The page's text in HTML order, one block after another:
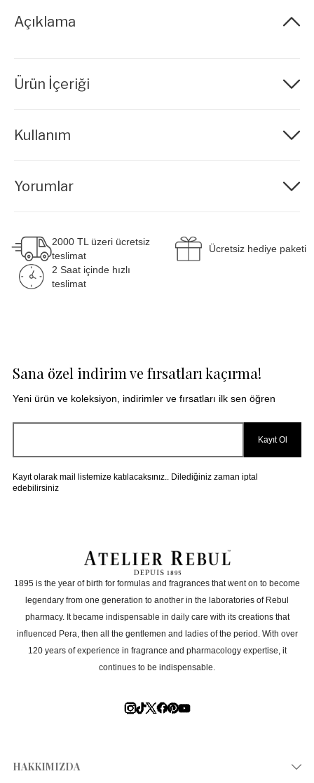
Açıklama
Ürün İçeriği
Kullanım
Yorumlar
2000 TL üzeri ücretsiz
teslimat
Ücretsiz hediye paketi
2 Saat içinde hızlı
teslimat
Sana özel indirim ve fırsatları kaçırma!
Yeni ürün ve koleksiyon, indirimler ve fırsatları ilk sen öğren
Kayıt Ol
Kayıt olarak mail listemize katılacaksınız.. Dilediğiniz zaman iptal
edebilirsiniz
1895 is the year of birth for formulas and fragrances that went on to become
legendary from one generation to another in the laboratories of Rebul
pharmacy. It became indispensable in daily care with its creations that
influenced Pera, then all the gentlemen and ladies of the period. With over
120 years of experience in fragrance and pharmacology expertise, it
continues to be indispensable.
HAKKIMIZDA